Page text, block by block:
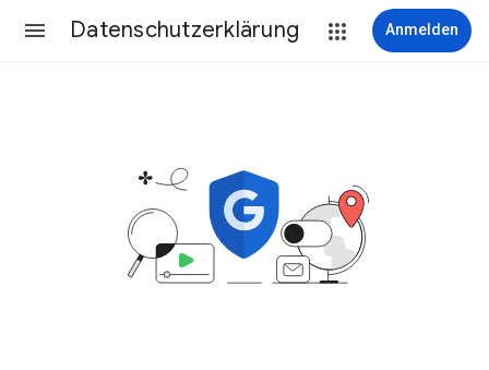
Datenschutzerklärung Anmelden